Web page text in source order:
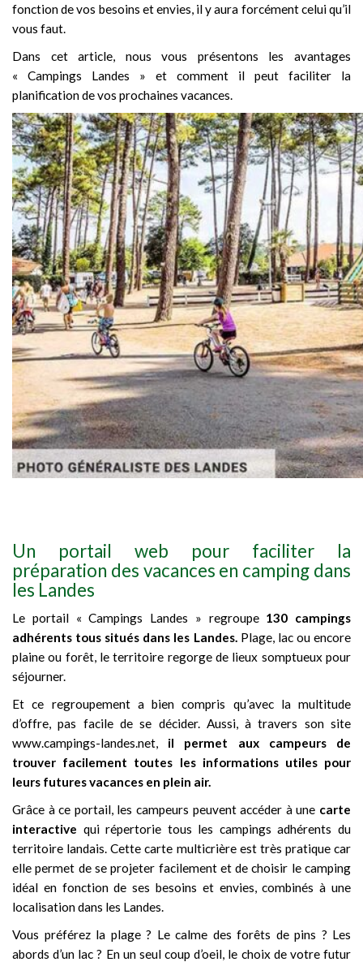
fonction de vos besoins et envies, il y aura forcément celui qu’il
vous faut.
Dans cet article, nous vous présentons les avantages
« Campings Landes » et comment il peut faciliter la
planification de vos prochaines vacances.
Un portail web pour faciliter la
préparation des vacances en camping dans
les Landes
Le portail « Campings Landes » regroupe 130 campings
adhérents tous situés dans les Landes.Plage, lac ou encore
plaine ou forêt, le territoire regorge de lieux somptueux pour
séjourner.
Et ce regroupement a bien compris qu’avec la multitude
d’offre, pas facile de se décider. Aussi, à travers son site
www.campings-landes.net, il permet aux campeurs de
trouver facilement toutes les informations utiles pour
leurs futures vacances en plein air.
Grâce à ce portail, les campeurs peuvent accéder à une carte
interactive qui répertorie tous les campings adhérents du
territoire landais. Cette carte multicrière est très pratique car
elle permet de se projeter facilement et de choisir le camping
idéal en fonction de ses besoins et envies, combinés à une
localisation dans les Landes.
Vous préférez la plage ? Le calme des forêts de pins ? Les
abords d’un lac ? En un seul coup d’oeil, le choix de votre futur